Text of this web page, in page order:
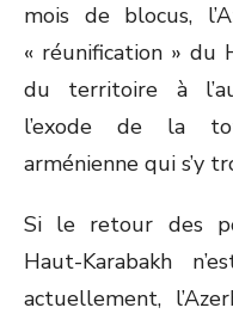
mois de blocus,
« réunification » du
du territoire à
l’exode de la
arménienne qui s’y
Si le retour des
Haut-Karabakh
actuellement,